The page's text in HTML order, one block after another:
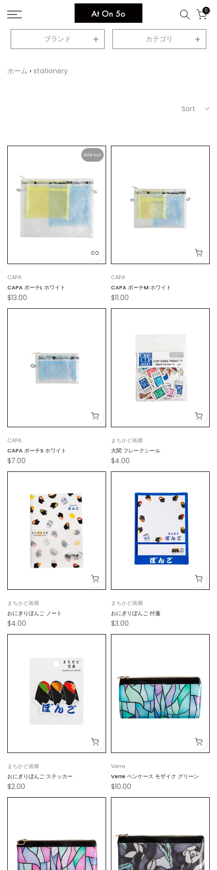
Skip
to
content
0
ブランド カテゴリ
ホーム stationery
Sort
Sold out
CAPA
CAPA ポーチL ホワイト
$13.00
CAPA
CAPA ポーチM ホワイト
$11.00
CAPA
CAPA ポーチS ホワイト
$7.00
まちかど画廊
大関 フレークシール
$4.00
まちかど画廊
おにぎりぼんご ノート
$4.00
まちかど画廊
おにぎりぼんご 付箋
$3.00
まちかど画廊
おにぎりぼんご ステッカー
$2.00
Verre
Verre ペンケース モザイク グリーン
$10.00